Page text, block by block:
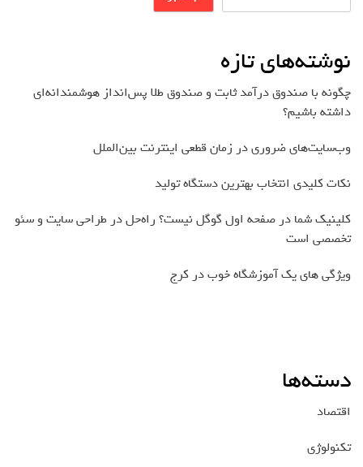
نوشته‌های تازه
چگونه با صندوق درآمد ثابت و صندوق طلا پس‌انداز هوشمندانه‌ای
داشته باشیم؟
وب‌سایت‌های ضروری در زمان قطعی اینترنت بین‌الملل
نکات کلیدی انتخاب بهترین دستگاه تولید
کلینیک شما در صفحه اول گوگل نیست؟ راه‌حل در طراحی سایت و سئو
تخصصی است
ویژگی های یک آموزشگاه خوب در کرج
دسته‌ها
اقتصاد
تکنولوژی